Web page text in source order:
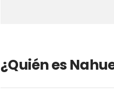
¿Quién es